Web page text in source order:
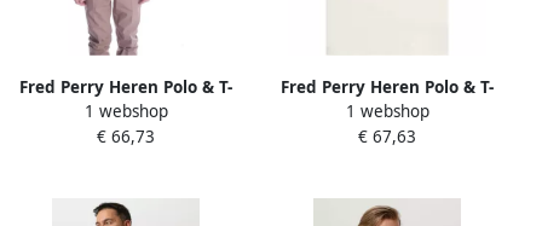
Fred Perry Heren Polo & T-
shirt De Eenvoudige Shirt
Pink Heren
1 webshop
€ 66,73
Fred Perry Heren Polo & T-
shirts Effen Shirt Beige
Heren
1 webshop
€ 67,63